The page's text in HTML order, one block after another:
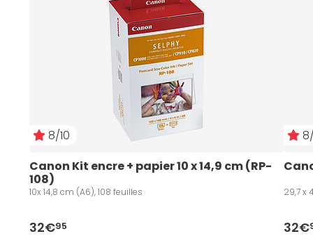
8/10
Canon Kit encre + papier 10 x 14,9 cm (RP-
108)
10x 14,8 cm (A6), 108 feuilles
32€95
29,7 x
32€